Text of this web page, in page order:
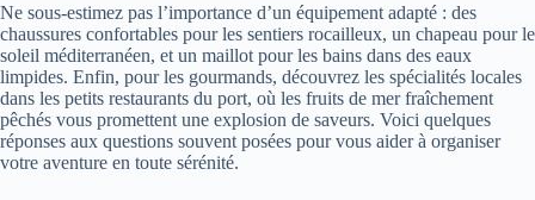
Ne sous-estimez pas l’importance d’un équipement adapté : des
chaussures confortables pour les sentiers rocailleux, un chapeau pour le
soleil méditerranéen, et un maillot pour les bains dans des eaux
limpides. Enfin, pour les gourmands, découvrez les spécialités locales
dans les petits restaurants du port, où les fruits de mer fraîchement
pêchés vous promettent une explosion de saveurs. Voici quelques
réponses aux questions souvent posées pour vous aider à organiser
votre aventure en toute sérénité.